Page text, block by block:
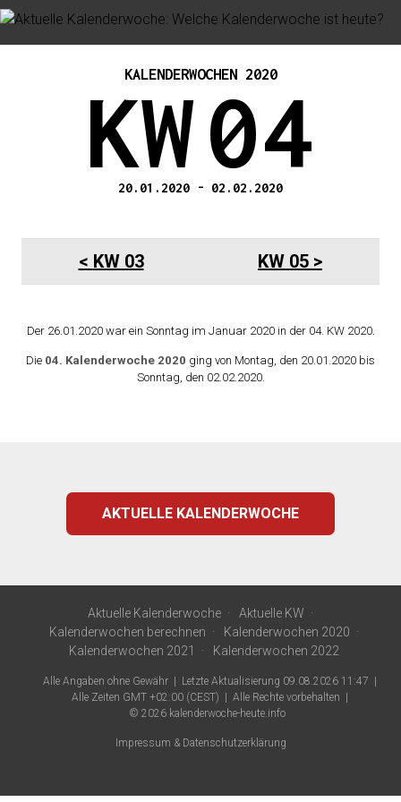
KALENDERWOCHEN 2020
KW04
20.01.2020 - 02.02.2020
KW 03 KW 05
Der 26.01.2020 war ein Sonntag im Januar 2020 in der 04. KW 2020.
Die 04. Kalenderwoche 2020 ging von Montag, den 20.01.2020 bis
Sonntag, den 02.02.2020.
AKTUELLE KALENDERWOCHE
Aktuelle Kalenderwoche
Aktuelle KW
Kalenderwochen berechnen
Kalenderwochen 2020
Kalenderwochen 2021
Kalenderwochen 2022
Alle Angaben ohne Gewähr
Letzte Aktualisierung 09.08.2026 11:47
Alle Zeiten GMT +02:00 (CEST)
Alle Rechte vorbehalten
© 2026 kalenderwoche-heute.info
Impressum & Datenschutzerklärung